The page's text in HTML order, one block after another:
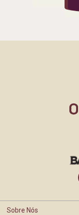
Sobre Nós